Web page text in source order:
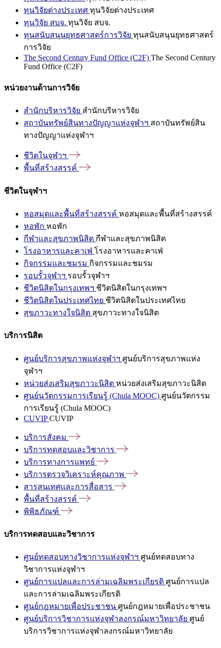
ทุนวิจัยต่างประเทศ ทุนวิจัยต่างประเทศ
ทุนวิจัย สบจ. ทุนวิจัย สบจ.
ทุนสนับสนุนยุทธศาสตร์การวิจัย ทุนสนับสนุนยุทธศาสตร์
การวิจัย
The Second Century Fund Office (C2F) The Second Century
Fund Office (C2F)
หน่วยงานด้านการวิจัย
สำนักบริหารวิจัย สำนักบริหารวิจัย
สถาบันทรัพย์สินทางปัญญาแห่งจุฬาฯ สถาบันทรัพย์สิน
ทางปัญญาแห่งจุฬาฯ
ชีวิตในจุฬาฯ
พื้นที่สร้างสรรค์
ชีวิตในจุฬาฯ
หอสมุดและพื้นที่สร้างสรรค์ หอสมุดและพื้นที่สร้างสรรค์
หอพัก หอพัก
กีฬาและสุขภาพนิสิต กีฬาและสุขภาพนิสิต
โรงอาหารและคาเฟ่ โรงอาหารและคาเฟ่
กิจกรรมและชมรม กิจกรรมและชมรม
รอบรั้วจุฬาฯ รอบรั้วจุฬาฯ
ชีวิตนิสิตในกรุงเทพฯ ชีวิตนิสิตในกรุงเทพฯ
ชีวิตนิสิตในประเทศไทย ชีวิตนิสิตในประเทศไทย
สุขภาวะทางใจนิสิต สุขภาวะทางใจนิสิต
บริการนิสิต
ศูนย์บริการสุขภาพแห่งจุฬาฯ ศูนย์บริการสุขภาพแห่ง
จุฬาฯ
หน่วยส่งเสริมสุขภาวะนิสิต หน่วยส่งเสริมสุขภาวะนิสิต
ศูนย์นวัตกรรมการเรียนรู้ (Chula MOOC) ศูนย์นวัตกรรม
การเรียนรู้ (Chula MOOC)
CUVIPCUVIP
บริการสังคม
บริการทดสอบและวิชาการ
บริการทางการแพทย์
บริการตรวจวิเคราะห์คุณภาพ
สารสนเทศและการสื่อสาร
พื้นที่สร้างสรรค์
พิพิธภัณฑ์
บริการทดสอบและวิชาการ
ศูนย์ทดสอบทางวิชาการแห่งจุฬาฯ ศูนย์ทดสอบทาง
วิชาการแห่งจุฬาฯ
ศูนย์การแปลและการล่ามเฉลิมพระเกียรติ ศูนย์การแปล
และการล่ามเฉลิมพระเกียรติ
ศูนย์กฎหมายเพื่อประชาชน ศูนย์กฎหมายเพื่อประชาชน
ศูนย์บริการวิชาการแห่งจุฬาลงกรณ์มหาวิทยาลัย ศูนย์
บริการวิชาการแห่งจุฬาลงกรณ์มหาวิทยาลัย